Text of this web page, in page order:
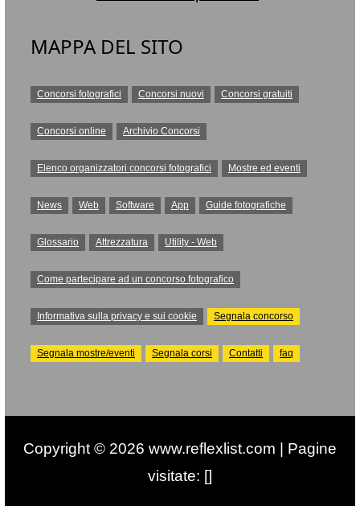
MAPPA DEL SITO
Concorsi fotografici Concorsi nuovi Concorsi gratuiti
Concorsi online Archivio Concorsi
Elenco organizzatori concorsi fotografici Mostre ed eventi
News Web Software App Guide fotografiche
Glossario Attrezzatura Utility - Web
Come partecipare ad un concorso fotografico
Informativa sulla privacy e sui cookie Segnala concorso
Segnala mostre/eventi Segnala corsi Contatti faq
Copyright © 2026 www.reflexlist.com | Pagine
visitate: []